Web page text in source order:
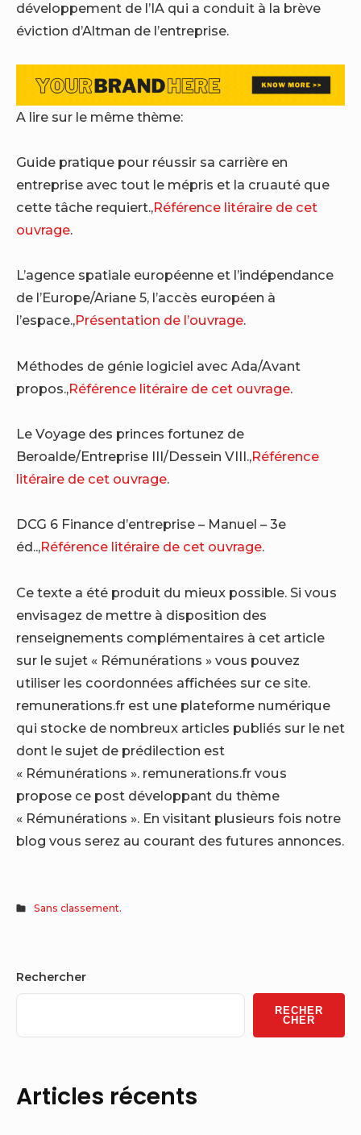
développement de l’IA qui a conduit à la brève
éviction d’Altman de l’entreprise.
A lire sur le même thème:
Guide pratique pour réussir sa carrière en
entreprise avec tout le mépris et la cruauté que
cette tâche requiert.,Référence litéraire de cet
ouvrage.
L’agence spatiale européenne et l’indépendance
de l’Europe/Ariane 5, l’accès européen à
l’espace.,Présentation de l’ouvrage.
Méthodes de génie logiciel avec Ada/Avant
propos.,Référence litéraire de cet ouvrage.
Le Voyage des princes fortunez de
Beroalde/Entreprise III/Dessein VIII.,Référence
litéraire de cet ouvrage.
DCG 6 Finance d’entreprise – Manuel – 3e
éd..,Référence litéraire de cet ouvrage.
Ce texte a été produit du mieux possible. Si vous
envisagez de mettre à disposition des
renseignements complémentaires à cet article
sur le sujet « Rémunérations » vous pouvez
utiliser les coordonnées affichées sur ce site.
remunerations.fr est une plateforme numérique
qui stocke de nombreux articles publiés sur le net
dont le sujet de prédilection est
« Rémunérations ». remunerations.fr vous
propose ce post développant du thème
« Rémunérations ». En visitant plusieurs fois notre
blog vous serez au courant des futures annonces.
Sans classement.
Sidebar
Widget
Area
Rechercher
RECHER
CHER
Articles récents